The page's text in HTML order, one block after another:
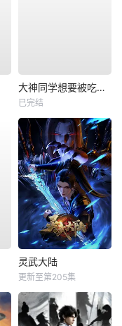
大神同学想要被吃掉BD版
已完结
灵武大陆
更新至第205集